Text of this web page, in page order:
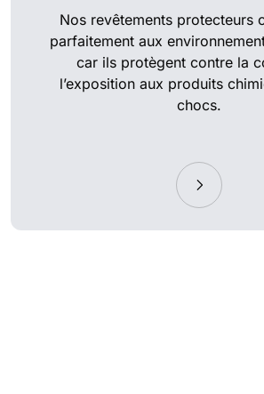
Nos revêtements protecteurs
parfaitement aux
car ils protègent contre la
l’exposition aux produits
chocs.